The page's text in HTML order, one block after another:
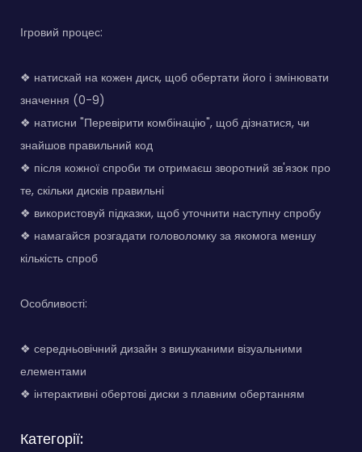
Ігровий процес:
❖ натискай на кожен диск, щоб обертати його і змінювати
значення (0-9)
❖ натисни "Перевірити комбінацію", щоб дізнатися, чи
знайшов правильний код
❖ після кожної спроби ти отримаєш зворотний зв'язок про
те, скільки дисків правильні
❖ використовуй підказки, щоб уточнити наступну спробу
❖ намагайся розгадати головоломку за якомога меншу
кількість спроб
Особливості:
❖ середньовічний дизайн з вишуканими візуальними
елементами
❖ інтерактивні обертові диски з плавним обертанням
Категорії: